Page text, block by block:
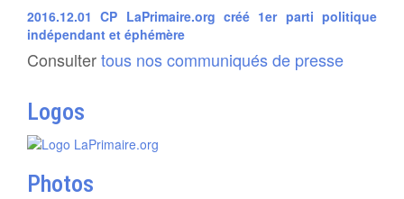
2016.12.01 CP LaPrimaire.org créé 1er parti politique
indépendant et éphémère
Consultertous nos communiqués de presse
Logos
Photos